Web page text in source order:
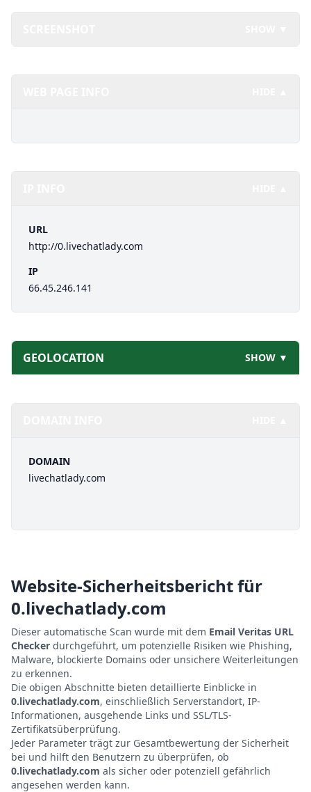
URL
http://0.livechatlady.com
IP
66.45.246.141
GEOLOCATION SHOW ▼
DOMAIN
livechatlady.com
Website-Sicherheitsbericht für
0.livechatlady.com
Dieser automatische Scan wurde mit dem Email Veritas URL
Checker durchgeführt, um potenzielle Risiken wie Phishing,
Malware, blockierte Domains oder unsichere Weiterleitungen
zu erkennen.
Die obigen Abschnitte bieten detaillierte Einblicke in
0.livechatlady.com, einschließlich Serverstandort, IP-
Informationen, ausgehende Links und SSL/TLS-
Zertifikatsüberprüfung.
Jeder Parameter trägt zur Gesamtbewertung der Sicherheit
bei und hilft den Benutzern zu überprüfen, ob
0.livechatlady.com als sicher oder potenziell gefährlich
angesehen werden kann.